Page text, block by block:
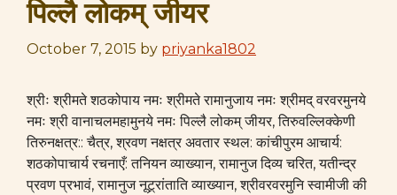
पिल्लै लोकम् जीयर
October 7, 2015 by priyanka1802
श्रीः श्रीमते शठकोपाय नमः श्रीमते रामानुजाय नमः श्रीमद् वरवरमुनये
नमः श्री वानाचलमहामुनये नमः पिल्लै लोकम् जीयर, तिरुवल्लिक्केणी
तिरुनक्षत्र:: चैत्र, श्रवण नक्षत्र अवतार स्थल: कांचीपुरम आचार्य:
शठकोपाचार्य रचनाएँ: तनियन व्याख्यान, रामानुज दिव्य चरित, यतीन्द्र
प्रवण प्रभावं, रामानुज नूट्र्रांताति व्याख्यान, श्रीवरवरमुनि स्वामीजी की